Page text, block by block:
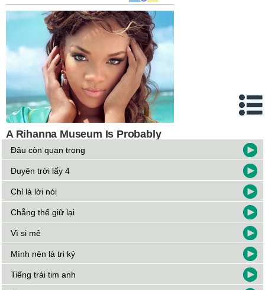
Đâu còn quan trọng
Duyên trời lấy 4
Chỉ là lời nói
Chẳng thể giữ lại
Vì si mê
Mình nên là tri kỷ
Tiếng trái tim anh